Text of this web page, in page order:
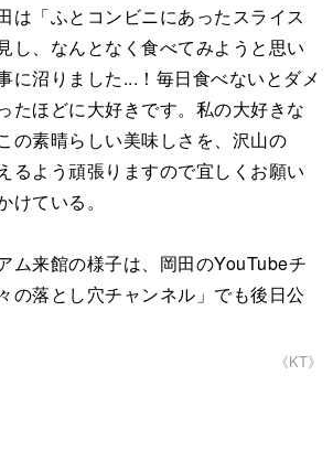
は「ふとコンビニにあったスライス
し、なんとなく食べてみようと思い
に沼りました...！毎日食べないとダメ
たほどに大好きです。私の大好きな
の素晴らしい美味しさを、沢山の
るよう頑張りますので宜しくお願い
ている。
ム来館の様子は、岡田のYouTubeチ
の落とし穴チャンネル」でも後日公
《KT》